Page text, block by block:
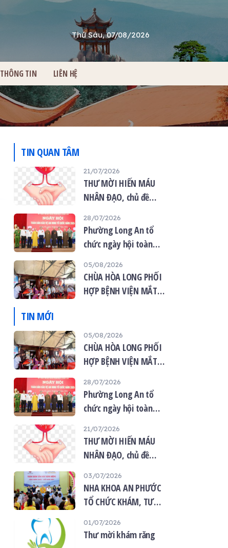
Thứ Sáu, 07/08/2026
THÔNG TIN LIÊN HỆ
TIN QUAN TÂM
21/07/2026
THƯ MỜI HIẾN MÁU
NHÂN ĐẠO, chủ đề
mùa Vu lan”
28/07/2026
Phường Long An tổ
chức ngày hội toàn
quốc năm 2026
05/08/2026
CHÙA HÒA LONG PHỐI
HỢP BỆNH VIỆN MẮT
NGƯỜI DÂN
TIN MỚI
05/08/2026
CHÙA HÒA LONG PHỐI
HỢP BỆNH VIỆN MẮT
MẮT MIỄN PHÍ CHO 120
NGƯỜI DÂN
28/07/2026
Phường Long An tổ
chức ngày hội toàn
quốc năm 2026
21/07/2026
THƯ MỜI HIẾN MÁU
NHÂN ĐẠO, chủ đề
mùa Vu lan”
03/07/2026
NHA KHOA AN PHƯỚC
TỔ CHỨC KHÁM, TƯ
MIỆNG MIỄN PHÍ TẠI
01/07/2026
Thư mời khám răng